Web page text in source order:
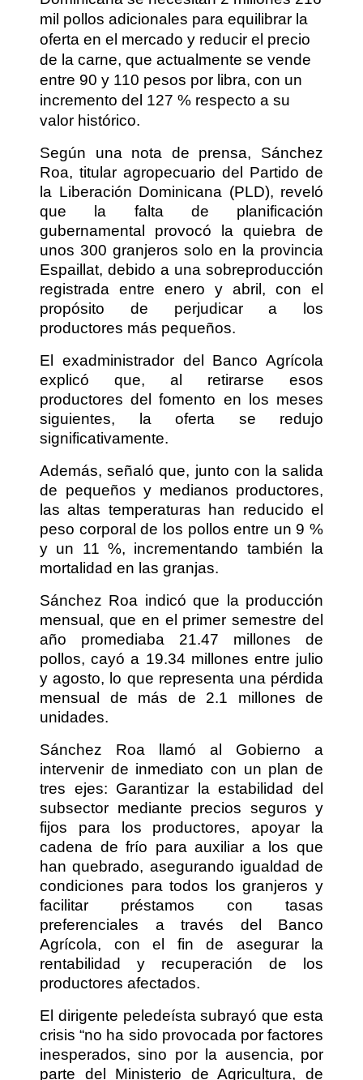
mil pollos adicionales para equilibrar la
oferta en el mercado y reducir el precio
de la carne, que actualmente se vende
entre 90 y 110 pesos por libra, con un
incremento del 127 % respecto a su
valor histórico.
Según una nota de prensa, Sánchez
Roa, titular agropecuario del Partido de
la Liberación Dominicana (PLD), reveló
que la falta de planificación
gubernamental provocó la quiebra de
unos 300 granjeros solo en la provincia
Espaillat, debido a una sobreproducción
registrada entre enero y abril, con el
propósito de perjudicar a los
productores más pequeños.
El exadministrador del Banco Agrícola
explicó que, al retirarse esos
productores del fomento en los meses
siguientes, la oferta se redujo
significativamente.
Además, señaló que, junto con la salida
de pequeños y medianos productores,
las altas temperaturas han reducido el
peso corporal de los pollos entre un 9 %
y un 11 %, incrementando también la
mortalidad en las granjas.
Sánchez Roa indicó que la producción
mensual, que en el primer semestre del
año promediaba 21.47 millones de
pollos, cayó a 19.34 millones entre julio
y agosto, lo que representa una pérdida
mensual de más de 2.1 millones de
unidades.
Sánchez Roa llamó al Gobierno a
intervenir de inmediato con un plan de
tres ejes: Garantizar la estabilidad del
subsector mediante precios seguros y
fijos para los productores, apoyar la
cadena de frío para auxiliar a los que
han quebrado, asegurando igualdad de
condiciones para todos los granjeros y
facilitar préstamos con tasas
preferenciales a través del Banco
Agrícola, con el fin de asegurar la
rentabilidad y recuperación de los
productores afectados.
El dirigente peledeísta subrayó que esta
crisis “no ha sido provocada por factores
inesperados, sino por la ausencia, por
parte del Ministerio de Agricultura, de